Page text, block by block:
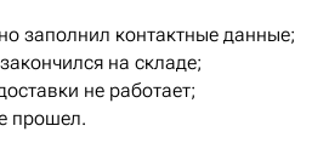
заполнил контактные данные;
на складе;
не работает;
прошел.